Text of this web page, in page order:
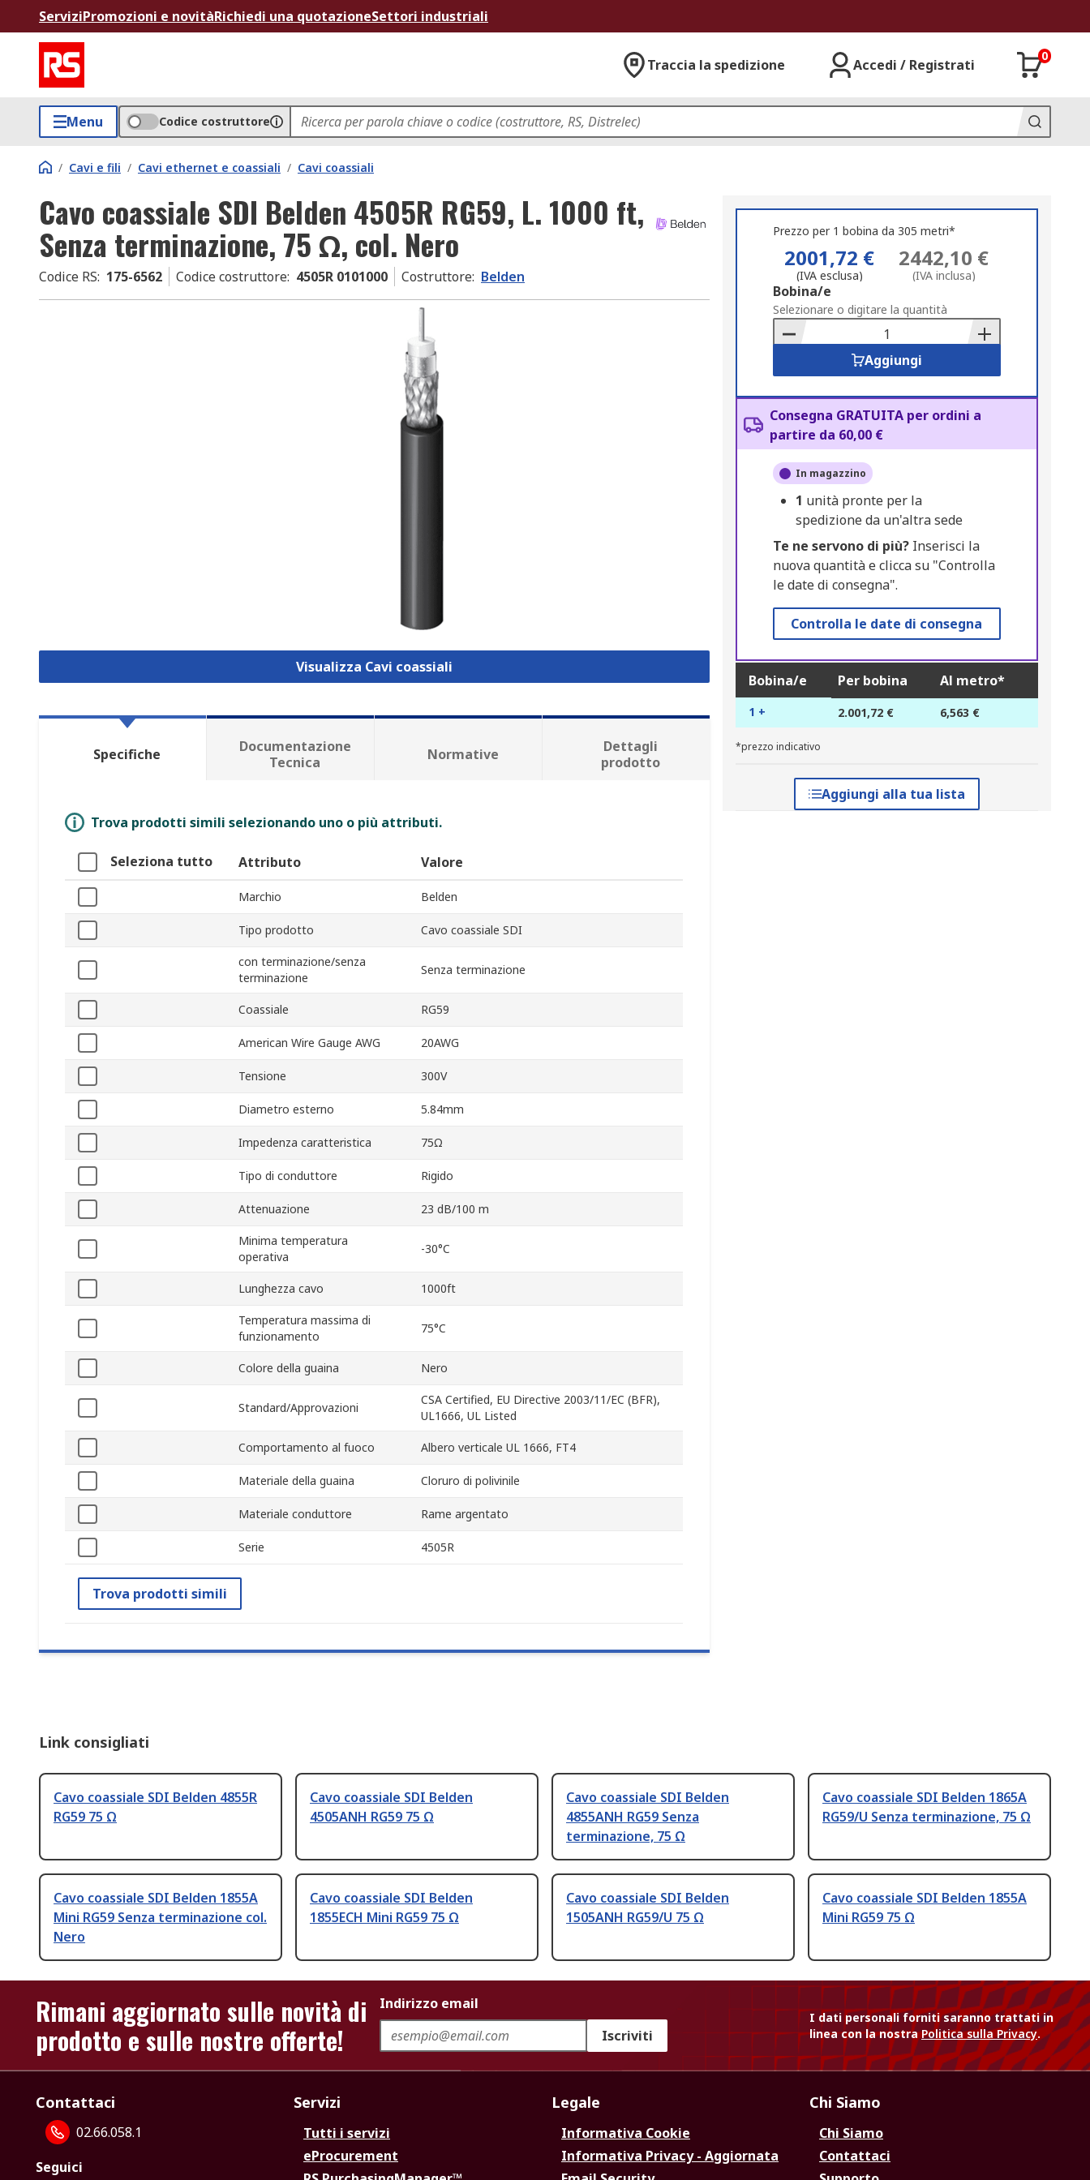
ServiziPromozioni e novitàRichiedi una quotazioneSettori industriali
Traccia la spedizione Accedi / Registrati
0
Menu Codice costruttore
/ Cavi e fili / Cavi ethernet e coassiali / Cavi coassiali
Cavo coassiale SDI Belden 4505R RG59, L. 1000 ft,
Senza terminazione, 75 Ω, col. Nero
Codice RS: 175-6562 Codice costruttore: 4505R 0101000 Costruttore: Belden
Visualizza Cavi coassiali
Prezzo per 1 bobina da 305 metri*
2001,72 €
(IVA esclusa)
2442,10 €
(IVA inclusa)
Add
to
Basket
Bobina/e
Selezionare o digitare la quantità
Aggiungi
Consegna GRATUITA per ordini a
partire da 60,00 €
In magazzino
1 unità pronte per la
spedizione da un'altra sede
Te ne servono di più?Inserisci la
nuova quantità e clicca su "Controlla
le date di consegna".
Controlla le date di consegna
Bobina/e Per bobina Al metro*
1 + 2.001,72 € 6,563 €
*prezzo indicativo
Aggiungi alla tua lista
Specifiche
Documentazione
Tecnica
Normative
Dettagli
prodotto
Trova prodotti simili selezionando uno o più attributi.
Seleziona tutto Attributo Valore
Marchio Belden
Tipo prodotto Cavo coassiale SDI
con terminazione/senza
terminazione
Senza terminazione
Coassiale RG59
American Wire Gauge AWG 20AWG
Tensione 300V
Diametro esterno 5.84mm
Impedenza caratteristica 75Ω
Tipo di conduttore Rigido
Attenuazione 23 dB/100 m
Minima temperatura
operativa
-30°C
Lunghezza cavo 1000ft
Temperatura massima di
funzionamento
75°C
Colore della guaina Nero
Standard/Approvazioni
CSA Certified, EU Directive 2003/11/EC (BFR),
UL1666, UL Listed
Comportamento al fuoco Albero verticale UL 1666, FT4
Materiale della guaina Cloruro di polivinile
Materiale conduttore Rame argentato
Serie 4505R
Trova prodotti simili
Link consigliati
Cavo coassiale SDI Belden 4855R
RG59 75 Ω
Cavo coassiale SDI Belden
4505ANH RG59 75 Ω
Cavo coassiale SDI Belden
4855ANH RG59 Senza
terminazione, 75 Ω
Cavo coassiale SDI Belden 1865A
RG59/U Senza terminazione, 75 Ω
Cavo coassiale SDI Belden 1855A
Mini RG59 Senza terminazione col.
Nero
Cavo coassiale SDI Belden
1855ECH Mini RG59 75 Ω
Cavo coassiale SDI Belden
1505ANH RG59/U 75 Ω
Cavo coassiale SDI Belden 1855A
Mini RG59 75 Ω
Rimani aggiornato sulle novità di
prodotto e sulle nostre offerte!
Indirizzo email
Iscriviti
I dati personali forniti saranno trattati in
linea con la nostraPolitica sulla Privacy.
Contattaci
02.66.058.1
Seguici
Servizi
Tutti i servizi
eProcurement
Legale
Informativa Cookie
Informativa Privacy - Aggiornata
Chi Siamo
Chi Siamo
Contattaci